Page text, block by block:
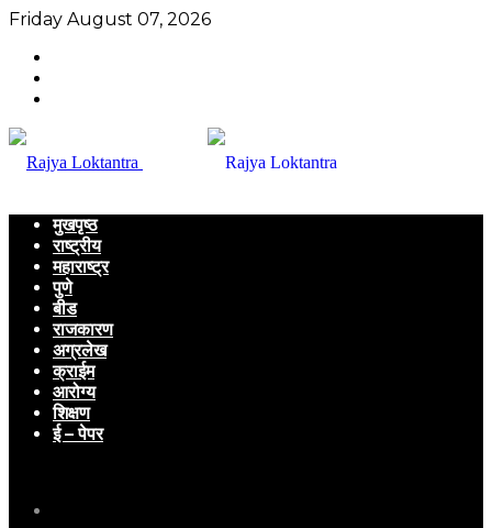
Friday August 07, 2026
मुखपृष्ठ
राष्ट्रीय
महाराष्ट्र
पुणे
बीड
राजकारण
अग्रलेख
क्राईम
आरोग्य
शिक्षण
ई – पेपर